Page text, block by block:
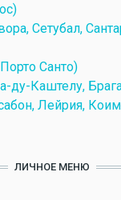
Сетубал,
Санто)
ду-Каштелу,
Лейрия,
ЛИЧНОЕ МЕНЮ